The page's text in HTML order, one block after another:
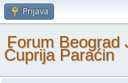
Prijava
Forum Beograd
Ćuprija Paraćin